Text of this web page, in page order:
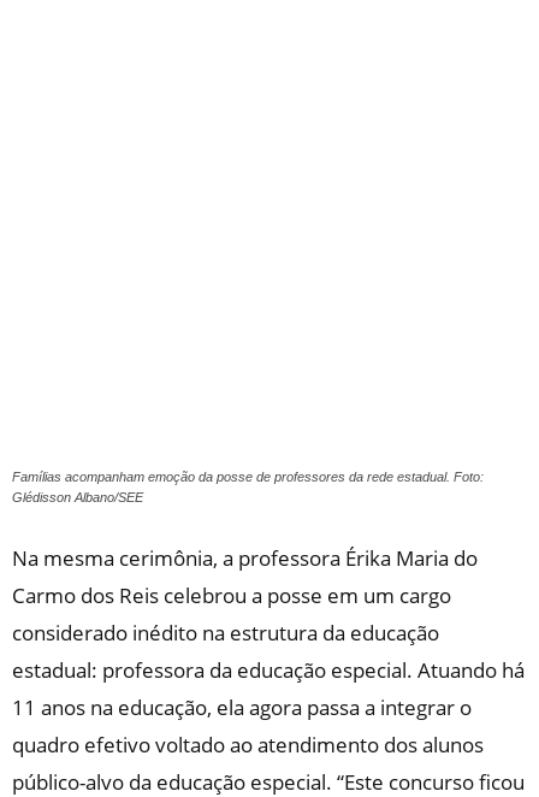
Famílias acompanham emoção da posse de professores da rede estadual. Foto:
Glédisson Albano/SEE
Na mesma cerimônia, a professora Érika Maria do
Carmo dos Reis celebrou a posse em um cargo
considerado inédito na estrutura da educação
estadual: professora da educação especial. Atuando há
11 anos na educação, ela agora passa a integrar o
quadro efetivo voltado ao atendimento dos alunos
público-alvo da educação especial. “Este concurso ficou